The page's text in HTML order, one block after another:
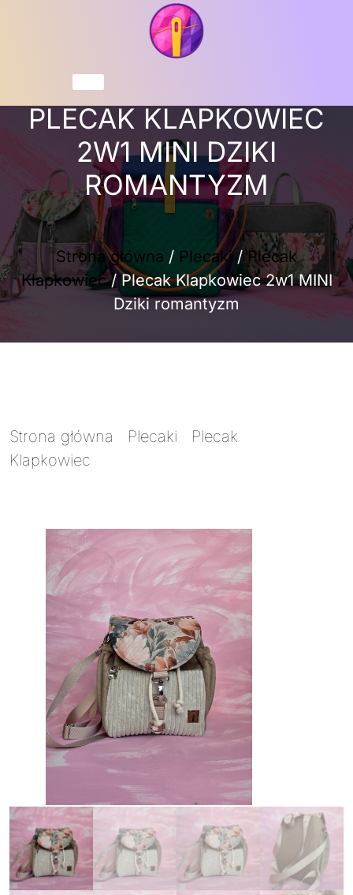
PLECAK KLAPKOWIEC
2W1 MINI DZIKI
ROMANTYZM
Strona główna / Plecaki/ Plecak
Klapkowiec/ Plecak Klapkowiec 2w1 MINI
Dziki romantyzm
Strona główna Plecaki
Plecak
Klapkowiec